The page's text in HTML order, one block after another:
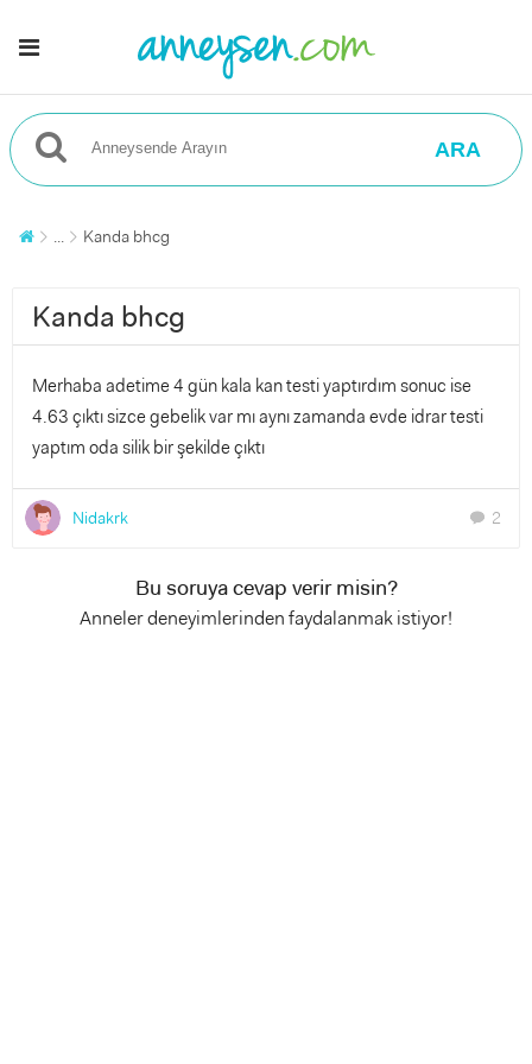
ARA
... Kanda bhcg
Kanda bhcg
Merhaba adetime 4 gün kala kan testi yaptırdım sonuc ise
4.63 çıktı sizce gebelik var mı aynı zamanda evde idrar testi
yaptım oda silik bir şekilde çıktı
Nidakrk chat 2
Bu soruya cevap verir misin?
Anneler deneyimlerinden faydalanmak istiyor!